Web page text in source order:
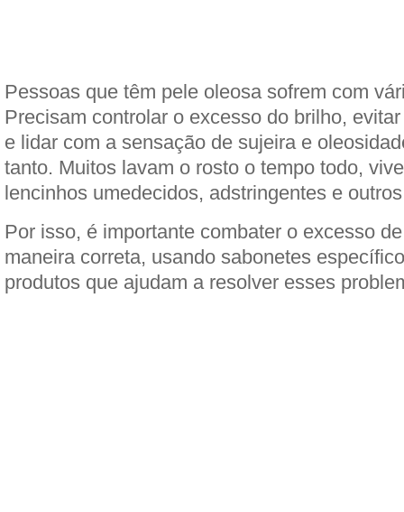
Pessoas que têm pele oleosa sofrem com
Precisam controlar o excesso do brilho,
e lidar com a sensação de sujeira e
tanto. Muitos lavam o rosto o tempo todo,
lencinhos umedecidos, adstringentes e
Por isso, é importante combater o excesso
maneira correta, usando sabonetes
produtos que ajudam a resolver esses